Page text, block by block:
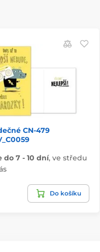
CN-479
do 7 - 10 dní, ve středu
Do košíku